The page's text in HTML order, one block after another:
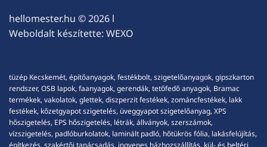
hellomester.hu © 2026 l
Weboldalt készítette: WEXO
tüzép Kecskemét, építőanyagok, festékbolt, szigetelőanyagok, gipszkarton
rendszer, OSB lapok, faanyagok, gerendák, tetőfedő anyagok, Bramac
termékek, vakolatok, glettek, diszperzit festékek, zománcfestékek, lakk
festékek, kőzetgyapot szigetelés, üveggyapot szigetelőanyag, XPS
hőszigetelés, EPS hőszigetelés, létrák, állványok, szerszámok,
vízszigetelés, padlóburkolatok, laminált padló, hőtükrös fólia, lakásfelújítás,
építkezés, szakértői tanácsadás, ingyenes házhozszállítás, kül- és beltéri